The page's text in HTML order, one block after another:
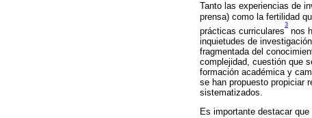
Tanto las experiencias de
prensa) como la fertilidad
prácticas curriculares
3
nos
inquietudes de
fragmentada del
complejidad, cuestión que
formación académica y
se han propuesto propiciar
sistematizados.
Es importante destacar